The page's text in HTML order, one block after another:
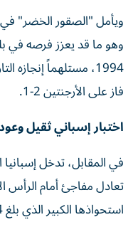
ويأمل "الصقور الخضر" في
فاز على الأرجنتين 2-1.
اختبار إسباني ثقيل
في المقابل، تدخل إسبانيا
تعادل مفاجئ أمام الرأس
استحواذها الكبير الذي بلغ 74%.